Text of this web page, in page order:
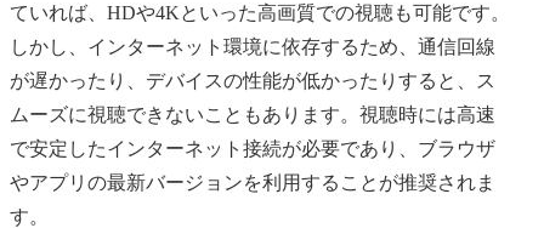
ていれば、HDや4Kといった高画質での視聴も可能です。
しかし、インターネット環境に依存するため、通信回線
が遅かったり、デバイスの性能が低かったりすると、ス
ムーズに視聴できないこともあります。視聴時には高速
で安定したインターネット接続が必要であり、ブラウザ
やアプリの最新バージョンを利用することが推奨されま
す。